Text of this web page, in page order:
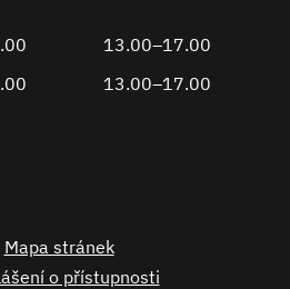
13.00–17.00
13.00–17.00
Mapa stránek
o přístupnosti